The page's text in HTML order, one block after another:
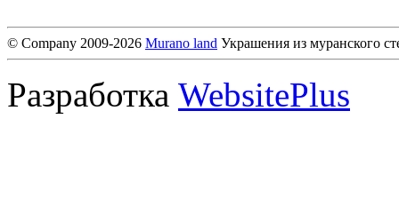
© Company 2009-2026 Murano land Украшения из муранского
Разработка WebsitePlus